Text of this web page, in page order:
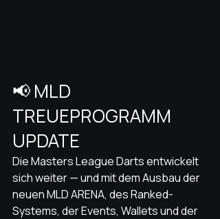
📢 MLD
TREUEPROGRAMM
UPDATE
Die Masters League Darts entwickelt
sich weiter — und mit dem Ausbau der
neuen MLD ARENA, des Ranked-
Systems, der Events, Wallets und der